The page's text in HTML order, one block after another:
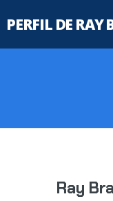
PERFIL DE RAY
Ray